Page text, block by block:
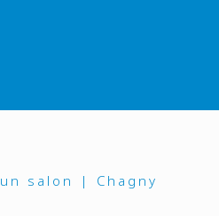
salon | Chagny